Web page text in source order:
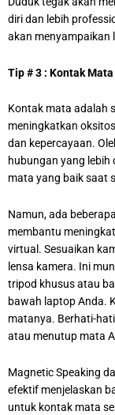
diri dan lebih
akan menyampaikan
Tip # 3 : Kontak Mata
Kontak mata adalah
meningkatkan
dan kepercayaan.
hubungan yang
mata yang baik saat
Namun, ada
membantu
virtual. Sesuaikan
lensa kamera. Ini
tripod khusus atau
bawah laptop Anda.
matanya. Berhati-
atau menutup mata
Magnetic Speaking
efektif menjelaskan
untuk kontak mata